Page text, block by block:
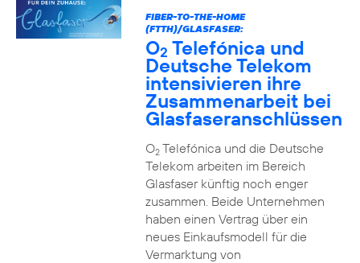
FIBER-TO-THE-HOME
(FTTH)/GLASFASER:
O2 Telefónica und
Deutsche Telekom
intensivieren ihre
Zusammenarbeit bei
Glasfaseranschlüssen
O2Telefónica und die Deutsche
Telekom arbeiten im Bereich
Glasfaser künftig noch enger
zusammen. Beide Unternehmen
haben einen Vertrag über ein
neues Einkaufsmodell für die
Vermarktung von